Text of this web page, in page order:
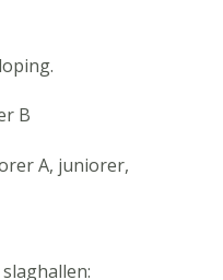
B
A, juniorer,